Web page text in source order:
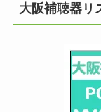
大阪補聴器リ